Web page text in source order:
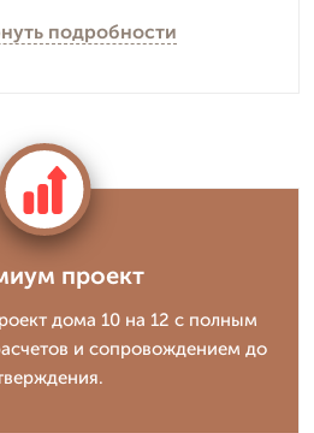
подробности
проект
дома 10 на 12 с полным
и сопровождением до